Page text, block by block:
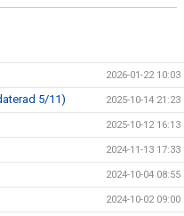
2026-01-22 10:03
5/11) 2025-10-14 21:23
2025-10-12 16:13
2024-11-13 17:33
2024-10-04 08:55
2024-10-02 09:00